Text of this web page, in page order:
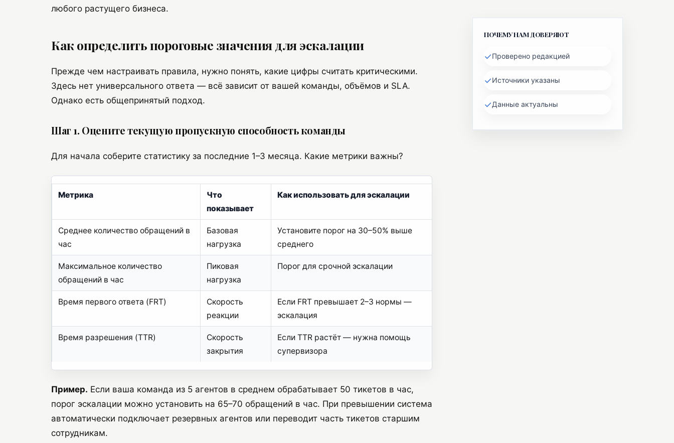
любого растущего бизнеса.
Как определить пороговые значения для эскалации
Прежде чем настраивать правила, нужно понять, какие цифры считать критическими.
Здесь нет универсального ответа — всё зависит от вашей команды, объёмов и SLA.
Однако есть общепринятый подход.
Шаг 1. Оцените текущую пропускную способность команды
Для начала соберите статистику за последние 1–3 месяца. Какие метрики важны?
Метрика
Что
показывает
Как использовать для эскалации
Среднее количество обращений в
час
Базовая
нагрузка
Установите порог на 30–50% выше
среднего
Максимальное количество
обращений в час
Пиковая
нагрузка
Порог для срочной эскалации
Время первого ответа (FRT)
Скорость
реакции
Если FRT превышает 2–3 нормы —
эскалация
Время разрешения (TTR)
Скорость
закрытия
Если TTR растёт — нужна помощь
супервизора
Пример. Если ваша команда из 5 агентов в среднем обрабатывает 50 тикетов в час,
порог эскалации можно установить на 65–70 обращений в час. При превышении система
автоматически подключает резервных агентов или переводит часть тикетов старшим
сотрудникам.
ПОЧЕМУ НАМ ДОВЕРЯЮТ
✓Проверено редакцией
✓Источники указаны
✓Данные актуальны